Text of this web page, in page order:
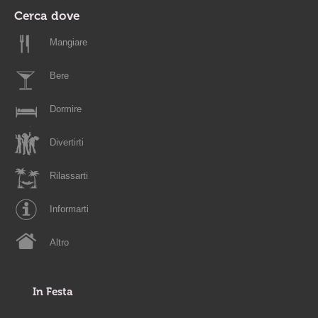
Cerca dove
Mangiare
Bere
Dormire
Divertirti
Rilassarti
Informarti
Altro
In Festa